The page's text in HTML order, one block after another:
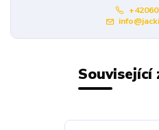
Související